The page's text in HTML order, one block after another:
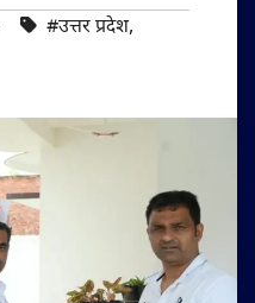
#उत्तर प्रदेश,